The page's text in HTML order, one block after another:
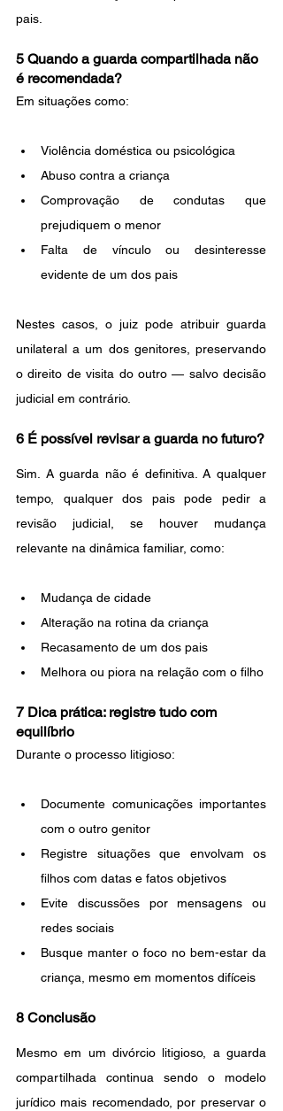
pais.
5 Quando a guarda compartilhada não
é recomendada?
Em situações como:
Violência doméstica ou psicológica
Abuso contra a criança
Comprovação de condutas que
prejudiquem o menor
Falta de vínculo ou desinteresse
evidente de um dos pais
Nestes casos, o juiz pode atribuir guarda
unilateral a um dos genitores, preservando
o direito de visita do outro — salvo decisão
judicial em contrário.
6 É possível revisar a guarda no futuro?
Sim. A guarda não é definitiva. A qualquer
tempo, qualquer dos pais pode pedir a
revisão judicial, se houver mudança
relevante na dinâmica familiar, como:
Mudança de cidade
Alteração na rotina da criança
Recasamento de um dos pais
Melhora ou piora na relação com o filho
7 Dica prática: registre tudo com
equilíbrio
Durante o processo litigioso:
Documente comunicações importantes
com o outro genitor
Registre situações que envolvam os
filhos com datas e fatos objetivos
Evite discussões por mensagens ou
redes sociais
Busque manter o foco no bem-estar da
criança, mesmo em momentos difíceis
8 Conclusão
Mesmo em um divórcio litigioso, a guarda
compartilhada continua sendo o modelo
jurídico mais recomendado, por preservar o